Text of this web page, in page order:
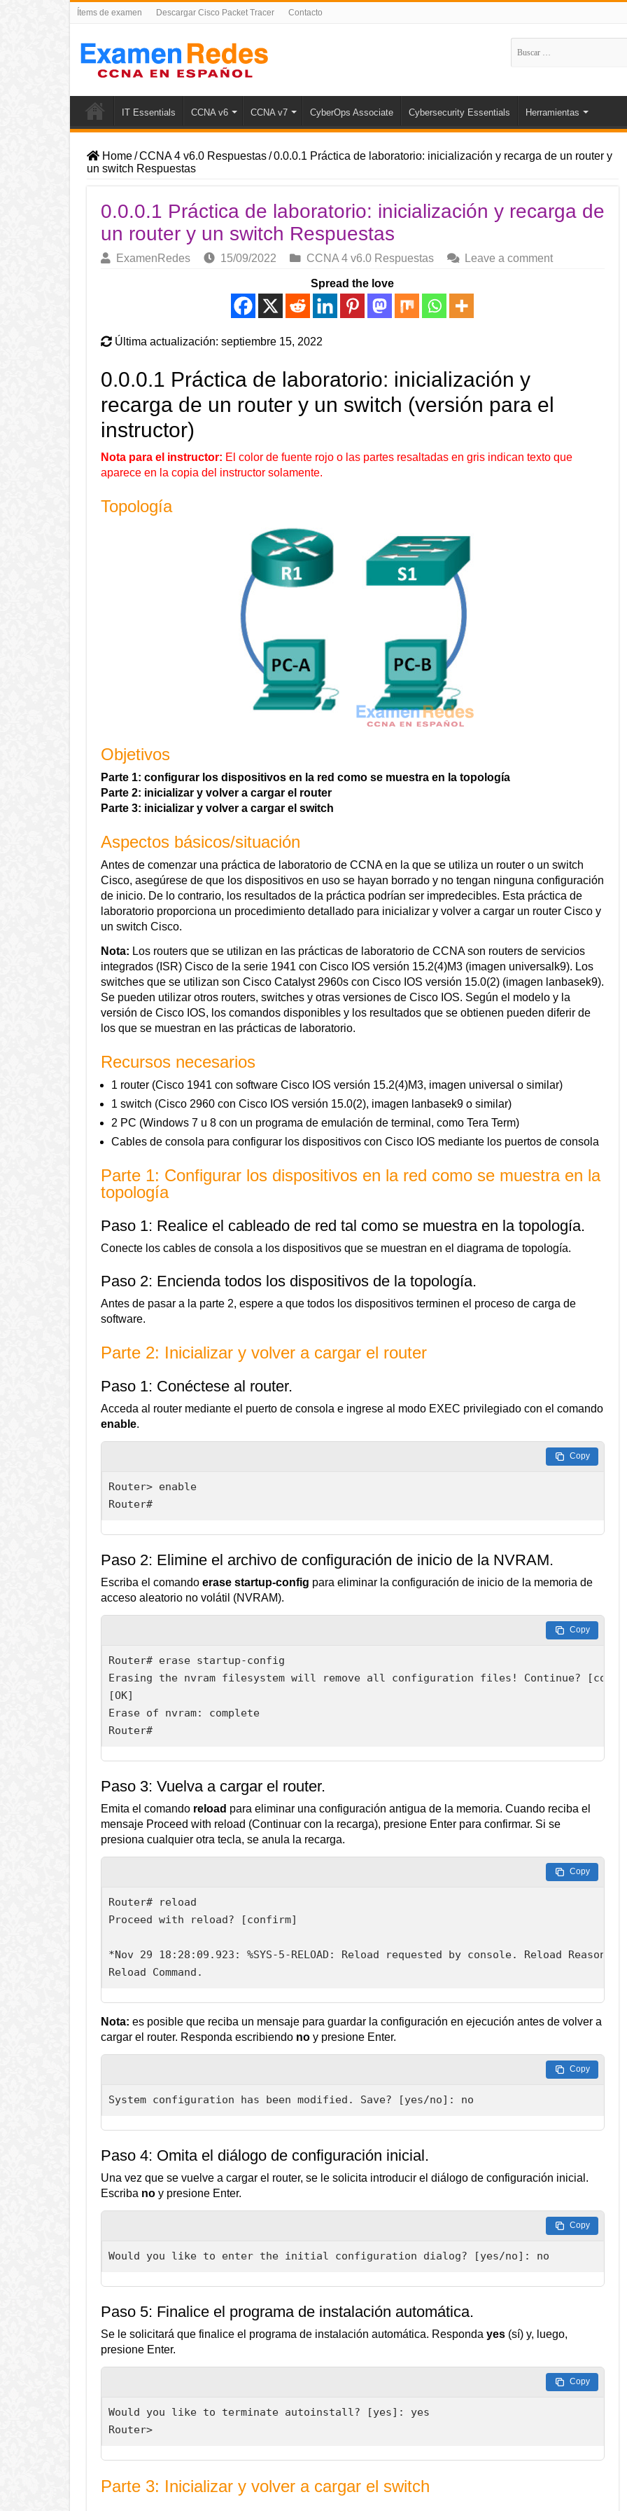
Ítems de examen Descargar Cisco Packet Tracer Contacto
Buscar:
IT Essentials CCNA v6 CCNA v7 CyberOps Associate Cybersecurity Essentials Herramientas
Home / CCNA 4 v6.0 Respuestas / 0.0.0.1 Práctica de laboratorio: inicialización y recarga de un router y
un switch Respuestas
0.0.0.1 Práctica de laboratorio: inicialización y recarga de
un router y un switch Respuestas
ExamenRedes 15/09/2022 CCNA 4 v6.0 Respuestas Leave a comment
Spread the love
Última actualización: septiembre 15, 2022
0.0.0.1 Práctica de laboratorio: inicialización y
recarga de un router y un switch (versión para el
instructor)
Nota para el instructor: El color de fuente rojo o las partes resaltadas en gris indican texto que
aparece en la copia del instructor solamente.
Topología
Objetivos
Parte 1: configurar los dispositivos en la red como se muestra en la topología
Parte 2: inicializar y volver a cargar el router
Parte 3: inicializar y volver a cargar el switch
Aspectos básicos/situación
Antes de comenzar una práctica de laboratorio de CCNA en la que se utiliza un router o un switch
Cisco, asegúrese de que los dispositivos en uso se hayan borrado y no tengan ninguna configuración
de inicio. De lo contrario, los resultados de la práctica podrían ser impredecibles. Esta práctica de
laboratorio proporciona un procedimiento detallado para inicializar y volver a cargar un router Cisco y
un switch Cisco.
Nota: Los routers que se utilizan en las prácticas de laboratorio de CCNA son routers de servicios
integrados (ISR) Cisco de la serie 1941 con Cisco IOS versión 15.2(4)M3 (imagen universalk9). Los
switches que se utilizan son Cisco Catalyst 2960s con Cisco IOS versión 15.0(2) (imagen lanbasek9).
Se pueden utilizar otros routers, switches y otras versiones de Cisco IOS. Según el modelo y la
versión de Cisco IOS, los comandos disponibles y los resultados que se obtienen pueden diferir de
los que se muestran en las prácticas de laboratorio.
Recursos necesarios
1 router (Cisco 1941 con software Cisco IOS versión 15.2(4)M3, imagen universal o similar)
1 switch (Cisco 2960 con Cisco IOS versión 15.0(2), imagen lanbasek9 o similar)
2 PC (Windows 7 u 8 con un programa de emulación de terminal, como Tera Term)
Cables de consola para configurar los dispositivos con Cisco IOS mediante los puertos de consola
Parte 1: Configurar los dispositivos en la red como se muestra en la
topología
Paso 1: Realice el cableado de red tal como se muestra en la topología.
Conecte los cables de consola a los dispositivos que se muestran en el diagrama de topología.
Paso 2: Encienda todos los dispositivos de la topología.
Antes de pasar a la parte 2, espere a que todos los dispositivos terminen el proceso de carga de
software.
Parte 2: Inicializar y volver a cargar el router
Paso 1: Conéctese al router.
Acceda al router mediante el puerto de consola e ingrese al modo EXEC privilegiado con el comando
enable.
Copy
Router> enable
Router#
Paso 2: Elimine el archivo de configuración de inicio de la NVRAM.
Escriba el comando erase startup-config para eliminar la configuración de inicio de la memoria de
acceso aleatorio no volátil (NVRAM).
Copy
Router# erase startup-config
Erasing the nvram filesystem will remove all configuration files! Continue?
[OK]
Erase of nvram: complete
Router#
Paso 3: Vuelva a cargar el router.
Emita el comando reload para eliminar una configuración antigua de la memoria. Cuando reciba el
mensaje Proceed with reload (Continuar con la recarga), presione Enter para confirmar. Si se
presiona cualquier otra tecla, se anula la recarga.
Copy
Router# reload
Proceed with reload? [confirm]
*Nov 29 18:28:09.923: %SYS-5-RELOAD: Reload requested by console. Reload Reason:
Reload Command.
Nota: es posible que reciba un mensaje para guardar la configuración en ejecución antes de volver a
cargar el router. Responda escribiendo noy presione Enter.
Copy
System configuration has been modified. Save? [yes/no]: no
Paso 4: Omita el diálogo de configuración inicial.
Una vez que se vuelve a cargar el router, se le solicita introducir el diálogo de configuración inicial.
Escriba noy presione Enter.
Copy
Would you like to enter the initial configuration dialog? [yes/no]: no
Paso 5: Finalice el programa de instalación automática.
Se le solicitará que finalice el programa de instalación automática. Responda yes(sí) y, luego,
presione Enter.
Copy
Would you like to terminate autoinstall? [yes]: yes
Router>
Parte 3: Inicializar y volver a cargar el switch